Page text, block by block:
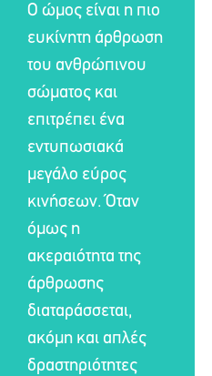
Ο ώμος είναι η πιο
ευκίνητη άρθρωση
του ανθρώπινου
σώματος και
επιτρέπει ένα
εντυπωσιακά
μεγάλο εύρος
κινήσεων. Όταν
όμως η
ακεραιότητα της
άρθρωσης
διαταράσσεται,
ακόμη και απλές
δραστηριότητες